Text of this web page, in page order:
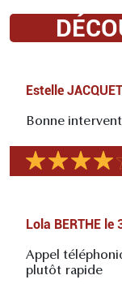
Estelle JACQUET
Bonne
Lola BERTHE le
Appel
plutôt rapide